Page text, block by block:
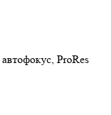
ProRes